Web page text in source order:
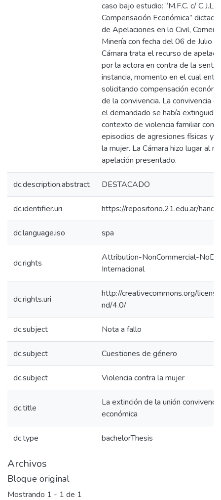
caso bajo estudio: “M.F.C. c/ C.J.L.
Compensación Económica”
de Apelaciones en lo Civil,
Minería con fecha del 06 de Julio
Cámara trata el recurso de
por la actora en contra de la
instancia, momento en el cual
solicitando compensación
de la convivencia. La convivencia
el demandado se había extinguido
contexto de violencia familiar con
episodios de agresiones físicas y
la mujer. La Cámara hizo lugar al
apelación presentado.
dc.description.abstract DESTACADO
dc.identifier.uri https://repositorio.21.edu.ar/
dc.language.iso spa
dc.rights
Attribution-NonCommercial-
Internacional
dc.rights.uri
http://creativecommons.org/
nd/4.0/
dc.subject Nota a fallo
dc.subject Cuestiones de género
dc.subject Violencia contra la mujer
dc.title
La extinción de la unión
económica
dc.type bachelorThesis
Archivos
Bloque original
Mostrando 1 - 1 de 1